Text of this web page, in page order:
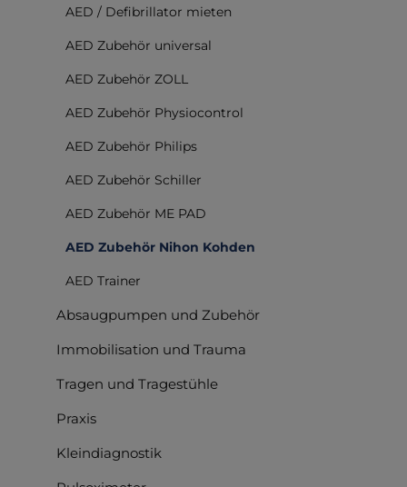
AED / Defibrillator mieten
AED Zubehör universal
AED Zubehör ZOLL
AED Zubehör Physiocontrol
AED Zubehör Philips
AED Zubehör Schiller
AED Zubehör ME PAD
AED Zubehör Nihon Kohden
AED Trainer
Absaugpumpen und Zubehör
Immobilisation und Trauma
Tragen und Tragestühle
Praxis
Kleindiagnostik